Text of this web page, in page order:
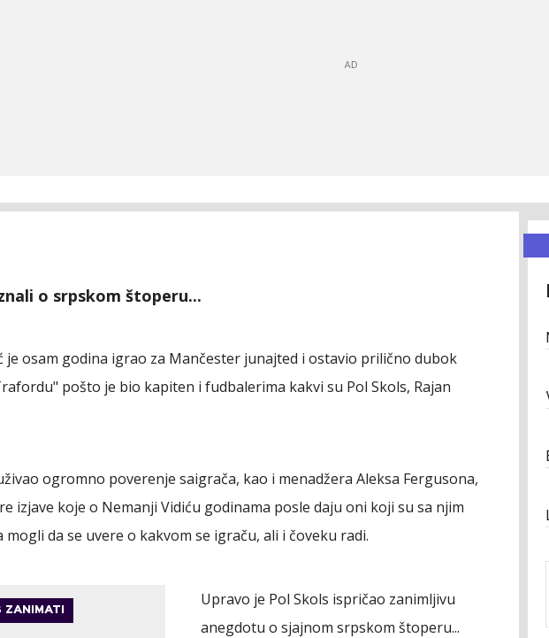
o srpskom štoperu...
je osam godina igrao za Mančester junajted i ostavio prilično dubok
pošto je bio kapiten i fudbalerima kakvi su Pol Skols, Rajan
ogromno poverenje saigrača, kao i menadžera Aleksa Fergusona,
izjave koje o Nemanji Vidiću godinama posle daju oni koji su sa njim
mogli da se uvere o kakvom se igraču, ali i čoveku radi.
ZANIMATI
Upravo je Pol Skols ispričao zanimljivu
anegdotu o sjajnom srpskom štoperu...